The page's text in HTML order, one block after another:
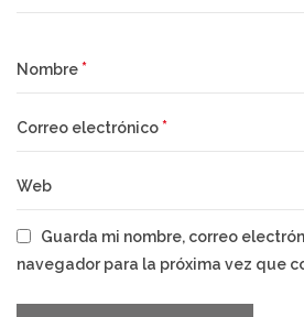
Nombre*
Correo electrónico*
Web
Guarda mi nombre, correo
navegador para la próxima vez que